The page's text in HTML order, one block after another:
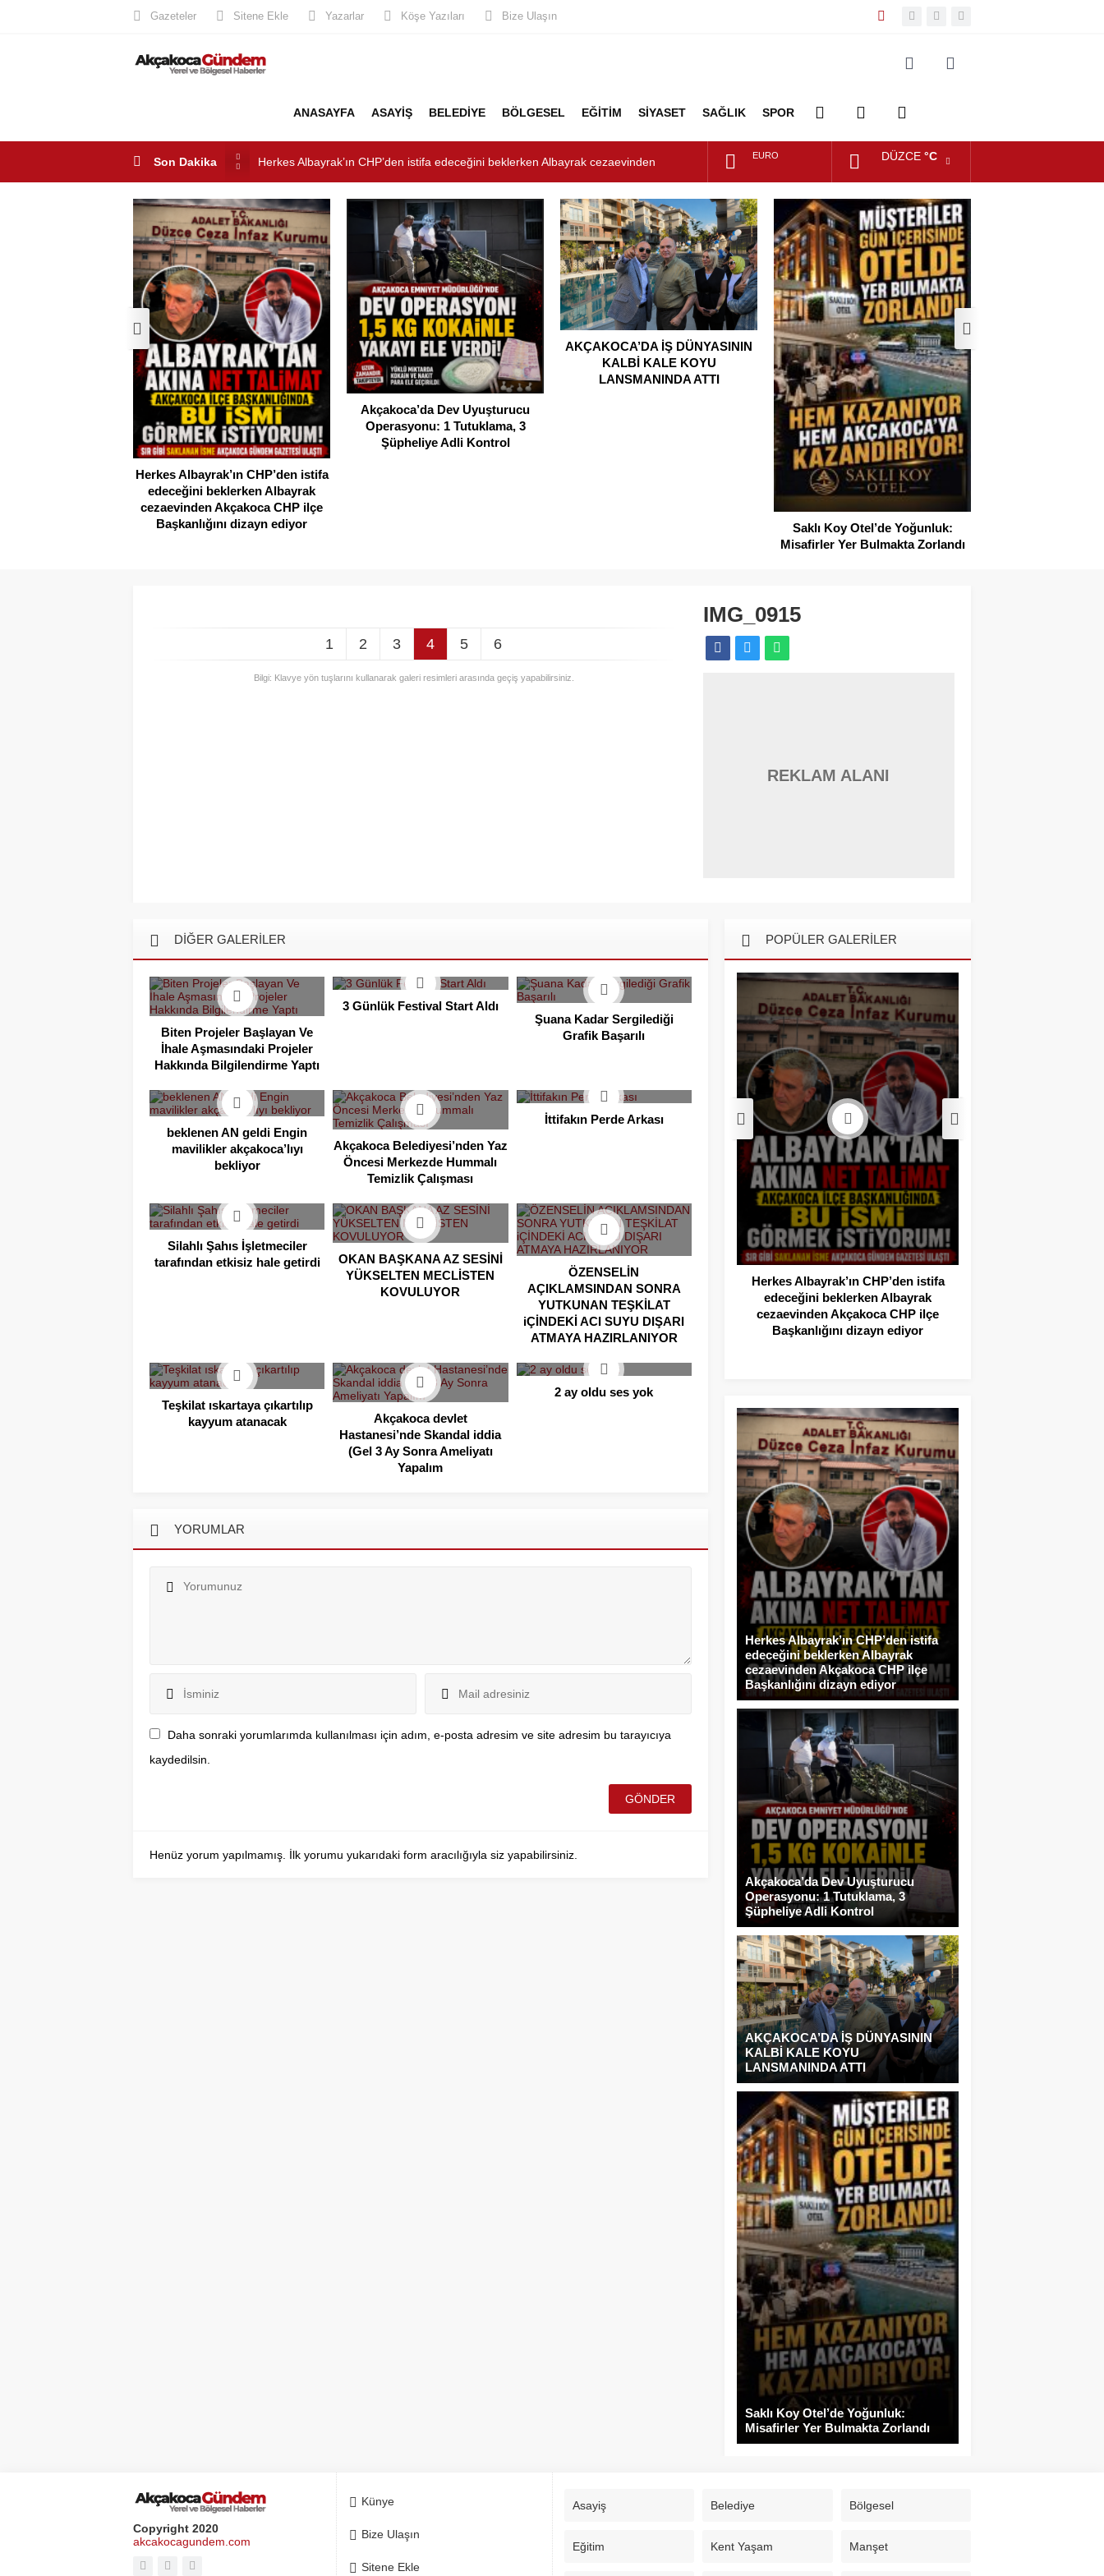
Gazeteler Sitene Ekle Yazarlar Köşe Yazıları Bize Ulaşın
ANASAYFA ASAYİŞ BELEDİYE BÖLGESEL EĞİTİM SİYASET SAĞLIK SPOR
FOTO
GALERİGALERİ
Son Dakika
Herkes Albayrak’ın CHP’den istifa edeceğini beklerken Albayrak cezaevinden
Akçakoca CHP ilçe Başkanlığını dizayn ediyor
Akçakoca’da Dev Uyuşturucu Operasyonu: 1 Tutuklama, 3 Şüpheliye Adli Kontrol
AKÇAKOCA’DA İŞ DÜNYASININ KALBİ KALE KOYU LANSMANINDA ATTI
Saklı Koy Otel’de Yoğunluk: Misafirler Yer Bulmakta Zorlandı
SAHİLLERDE TEMİZLİK ALARMI!
EURO
DOLAR
DÜZCE °C
Herkes Albayrak’ın CHP’den istifa
edeceğini beklerken Albayrak
cezaevinden Akçakoca CHP ilçe
Başkanlığını dizayn ediyor
Akçakoca’da Dev Uyuşturucu
Operasyonu: 1 Tutuklama, 3
Şüpheliye Adli Kontrol
AKÇAKOCA’DA İŞ DÜNYASININ
KALBİ KALE KOYU
LANSMANINDA ATTI
Saklı Koy Otel’de Yoğunluk:
Misafirler Yer Bulmakta Zorlandı
1 2 3 4 5 6
Bilgi: Klavye yön tuşlarını kullanarak galeri resimleri arasında geçiş yapabilirsiniz.
IMG_0915
REKLAM ALANI
DİĞER GALERİLER
Biten Projeler Başlayan Ve
İhale Aşmasındaki Projeler
Hakkında Bilgilendirme Yaptı
3 Günlük Festival Start Aldı
Şuana Kadar Sergilediği
Grafik Başarılı
beklenen AN geldi Engin
mavilikler akçakoca’lıyı
bekliyor
Akçakoca Belediyesi’nden Yaz
Öncesi Merkezde Hummalı
Temizlik Çalışması
İttifakın Perde Arkası
Silahlı Şahıs İşletmeciler
tarafından etkisiz hale getirdi
OKAN BAŞKANA AZ SESİNİ
YÜKSELTEN MECLİSTEN
KOVULUYOR
ÖZENSELİN
AÇIKLAMSINDAN SONRA
YUTKUNAN TEŞKİLAT
iÇİNDEKİ ACI SUYU DIŞARI
ATMAYA HAZIRLANIYOR
Teşkilat ıskartaya çıkartılıp
kayyum atanacak
Akçakoca devlet
Hastanesi’nde Skandal iddia
(Gel 3 Ay Sonra Ameliyatı
Yapalım
2 ay oldu ses yok
YORUMLAR
Daha sonraki yorumlarımda kullanılması için adım, e-posta adresim ve site adresim bu tarayıcıya
kaydedilsin.
Henüz yorum yapılmamış. İlk yorumu yukarıdaki form aracılığıyla siz yapabilirsiniz.
POPÜLER GALERİLER
Herkes Albayrak’ın CHP’den istifa
edeceğini beklerken Albayrak
cezaevinden Akçakoca CHP ilçe
Başkanlığını dizayn ediyor
Herkes Albayrak’ın CHP’den istifa
edeceğini beklerken Albayrak
cezaevinden Akçakoca CHP ilçe
Başkanlığını dizayn ediyor
Akçakoca’da Dev Uyuşturucu
Operasyonu: 1 Tutuklama, 3
Şüpheliye Adli Kontrol
AKÇAKOCA’DA İŞ DÜNYASININ
KALBİ KALE KOYU
LANSMANINDA ATTI
Saklı Koy Otel’de Yoğunluk:
Misafirler Yer Bulmakta Zorlandı
Copyright 2020
akcakocagundem.com
Künye
Bize Ulaşın
Sitene Ekle
Asayiş Belediye Bölgesel
Eğitim Kent Yaşam Manşet